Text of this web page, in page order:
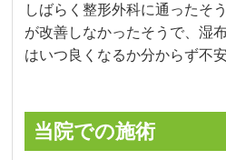
しばらく整形外科に通ったそ
が改善しなかったそうで、湿
はいつ良くなるか分からず不
当院での施術